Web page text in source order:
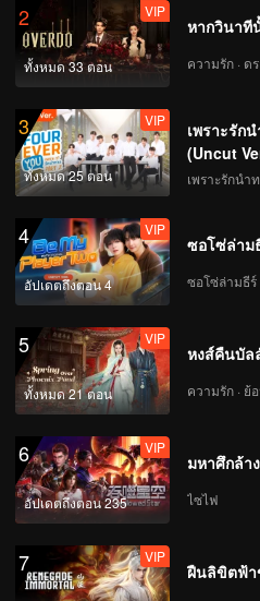
2
ทั้งหมด 33 ตอน
VIP
หากวินาที
ความรัก · ด
3
ทั้งหมด 25 ตอน
VIP
เพราะรัก
(Uncut
4
อัปเดตถึงตอน 4
VIP
ซอโซ่ล่าม
ซอโซ่ล่ามธีร์
5
ทั้งหมด 21 ตอน
VIP
หงส์คืนบัล
ความรัก · ย้
6
อัปเดตถึงตอน 235
VIP
มหาศึกล้า
ไซไฟ
7 VIP
ฝืนลิขิตฟ้า